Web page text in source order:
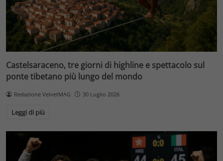
Castelsaraceno, tre giorni di highline e spettacolo sul
ponte tibetano più lungo del mondo
Redazione VelvetMAG 30 Luglio 2026
Leggi di più